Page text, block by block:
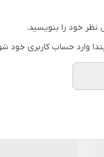
خود را بنویسید.
وارد حساب کاربری خود